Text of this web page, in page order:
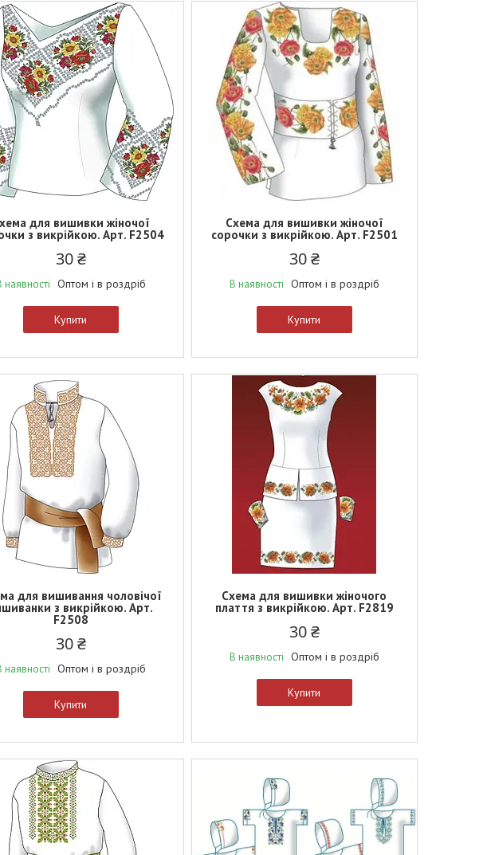
для вишивки жіночої
з викрійкою. Арт. F2504
30 ₴
наявності Оптом і в роздріб
Купити
Схема для вишивки жіночої
сорочки з викрійкою. Арт. F2501
30 ₴
В наявності Оптом і в роздріб
Купити
для вишивання чоловічої
з викрійкою. Арт.
F2508
30 ₴
наявності Оптом і в роздріб
Купити
Схема для вишивки жіночого
плаття з викрійкою. Арт. F2819
30 ₴
В наявності Оптом і в роздріб
Купити